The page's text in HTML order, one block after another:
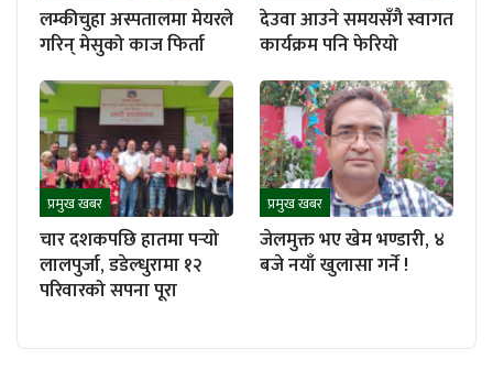
लम्कीचुहा अस्पतालमा मेयरले
गरिन् मेसुको काज फिर्ता
देउवा आउने समयसँगै स्वागत
कार्यक्रम पनि फेरियो
प्रमुख खबर
चार दशकपछि हातमा पर्‍यो
लालपुर्जा, डडेल्धुरामा १२
परिवारको सपना पूरा
प्रमुख खबर
जेलमुक्त भए खेम भण्डारी, ४
बजे नयाँ खुलासा गर्ने !